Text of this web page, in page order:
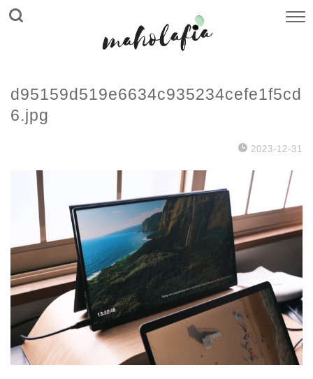
d95159d519e6634c935234cefe1f5cd
6.jpg
2023-12-31